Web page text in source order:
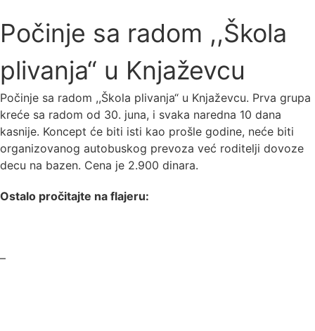
Počinje sa radom ,,Škola
plivanja“ u Knjaževcu
Počinje sa radom ,,Škola plivanja“ u Knjaževcu. Prva grupa
kreće sa radom od 30. juna, i svaka naredna 10 dana
kasnije. Koncept će biti isti kao prošle godine, neće biti
organizovanog autobuskog prevoza već roditelji dovoze
decu na bazen. Cena je 2.900 dinara.
Ostalo pročitajte na flajeru:
–